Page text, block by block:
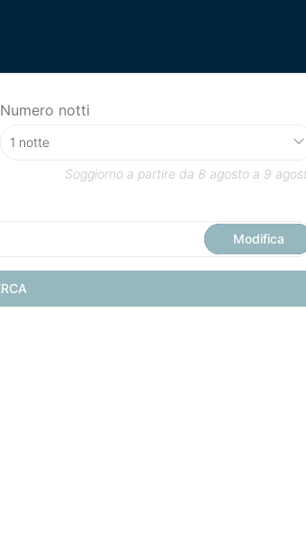
Numero notti
Soggiorno a partire da 8 agosto a 9
Modifica